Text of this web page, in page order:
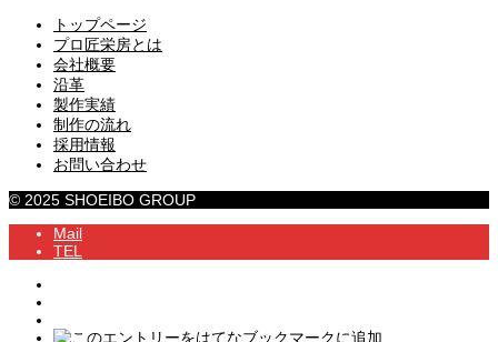
トップページ
プロ匠栄房とは
会社概要
沿革
製作実績
制作の流れ
採用情報
お問い合わせ
© 2025 SHOEIBO GROUP
Mail
TEL